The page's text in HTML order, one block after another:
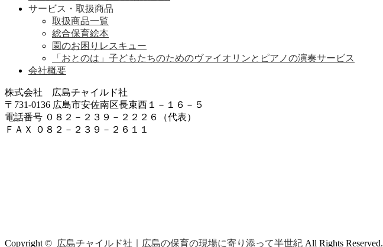
サービス・取扱商品
取扱商品一覧
総合保育絵本
園のお困りレスキュー
「おとのは」子どもたちのためのヴァイオリンとピアノの演奏サービス
会社概要
株式会社 広島チャイルド社
〒731-0136 広島市安佐南区長束西１－１６－５
電話番号 ０８２－２３９－２２２６（代表）
ＦＡＸ ０８２－２３９－２６１１
Copyright © 広島チャイルド社｜広島の保育の現場に寄り添って半世紀 All Rights Reserved.